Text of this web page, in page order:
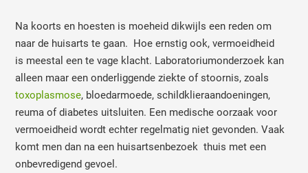
Na koorts en hoesten is moeheid dikwijls een reden om
naar de huisarts te gaan. Hoe ernstig ook, vermoeidheid
is meestal een te vage klacht. Laboratoriumonderzoek kan
alleen maar een onderliggende ziekte of stoornis, zoals
toxoplasmose, bloedarmoede, schildklieraandoeningen,
reuma of diabetes uitsluiten. Een medische oorzaak voor
vermoeidheid wordt echter regelmatig niet gevonden. Vaak
komt men dan na een huisartsenbezoek thuis met een
onbevredigend gevoel.